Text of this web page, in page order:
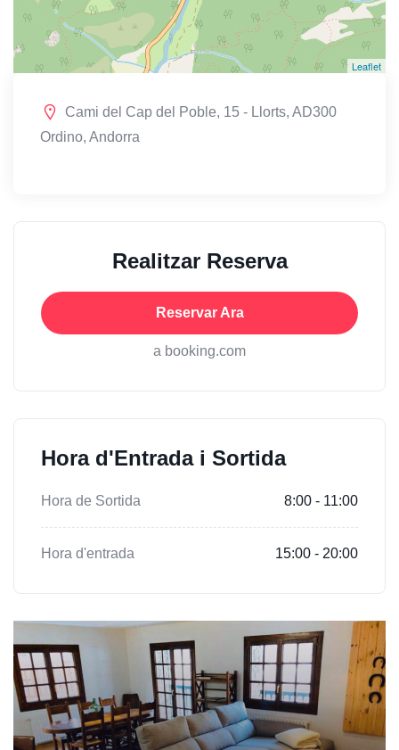
Leaflet
Cami del Cap del Poble, 15 - Llorts, AD300
Ordino, Andorra
Realitzar Reserva
Reservar Ara
a booking.com
Hora d'Entrada i Sortida
Hora de Sortida 8:00 - 11:00
Hora d'entrada 15:00 - 20:00